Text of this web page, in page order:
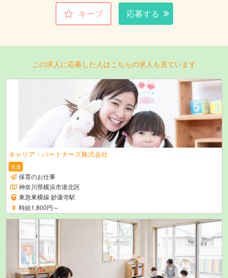
キープ 応募する
この求人に応募した人はこちらの求人も見ています
キャリア・パートナーズ株式会社
派遣
保育のお仕事
神奈川県横浜市港北区
東急東横線 妙蓮寺駅
時給1,800円～